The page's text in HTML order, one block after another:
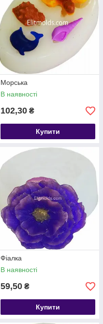
Морська
В наявності
102,30 ₴
Купити
Фіалка
В наявності
59,50 ₴
Купити